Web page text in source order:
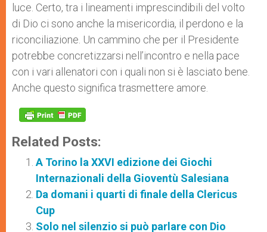
luce. Certo, tra i lineamenti imprescindibili del volto
di Dio ci sono anche la misericordia, il perdono e la
riconciliazione. Un cammino che per il Presidente
potrebbe concretizzarsi nell’incontro e nella pace
con i vari allenatori con i quali non si è lasciato bene.
Anche questo significa trasmettere amore.
Related Posts:
A Torino la XXVI edizione dei Giochi
Internazionali della Gioventù Salesiana
Da domani i quarti di finale della Clericus
Cup
Solo nel silenzio si può parlare con Dio